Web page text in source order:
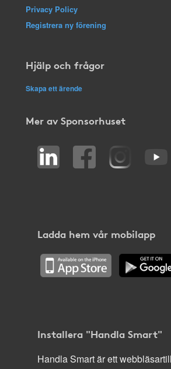
Privacy Policy
Registrera ny förening
Hjälp och frågor
Skapa ett ärende
Mer av Sponsorhuset
Ladda hem vår mobilapp
Installera "Handla Smart"
Handla Smart är ett